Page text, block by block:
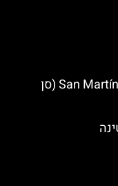
הסיורים החינמיים בSan Martín de los Andes (סן